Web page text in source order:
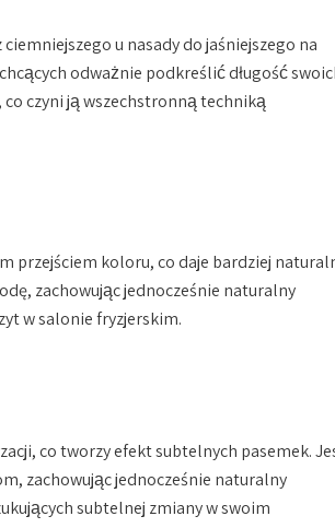
u nasady do jaśniejszego na
odważnie podkreślić długość
czyni ją wszechstronną techniką
przejściem koloru, co daje bardziej
zachowując jednocześnie naturalny
w salonie fryzjerskim.
co tworzy efekt subtelnych pasemek.
zachowując jednocześnie naturalny
subtelnej zmiany w swoim